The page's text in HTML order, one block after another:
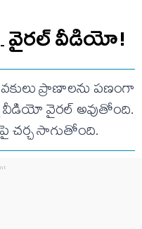
వైరల్ వీడియో!
ప్రాణాలను పణంగా
వీడియో వైరల్ అవుతోంది.
సాగుతోంది.